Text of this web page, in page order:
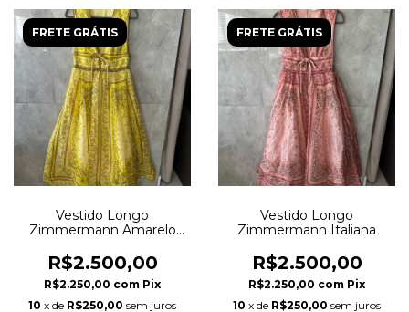
FRETE GRÁTIS
Vestido Longo
Zimmermann Amarelo
R$2.500,00
R$2.250,00 com Pix
10 x de R$250,00 sem juros
FRETE GRÁTIS
Vestido Longo
Zimmermann Italiana
R$2.500,00
R$2.250,00 com Pix
10 x de R$250,00 sem juros